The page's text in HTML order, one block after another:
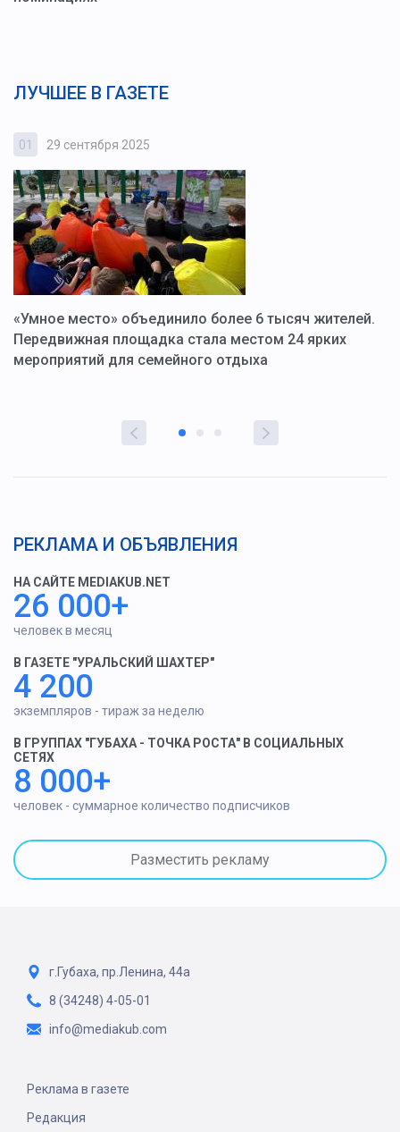
ЛУЧШЕЕ В ГАЗЕТЕ
01 29 сентября 2025
«Умное место» объединило более 6 тысяч жителей.
Передвижная площадка стала местом 24 ярких
мероприятий для семейного отдыха
РЕКЛАМА И ОБЪЯВЛЕНИЯ
НА САЙТЕ MEDIAKUB.NET
26 000+
человек в месяц
В ГАЗЕТЕ "УРАЛЬСКИЙ ШАХТЕР"
4 200
экземпляров - тираж за неделю
В ГРУППАХ "ГУБАХА - ТОЧКА РОСТА" В СОЦИАЛЬНЫХ
СЕТЯХ
8 000+
человек - суммарное количество подписчиков
Разместить рекламу
г.Губаха, пр.Ленина, 44а
8 (34248) 4-05-01
info@mediakub.com
Реклама в газете
Редакция